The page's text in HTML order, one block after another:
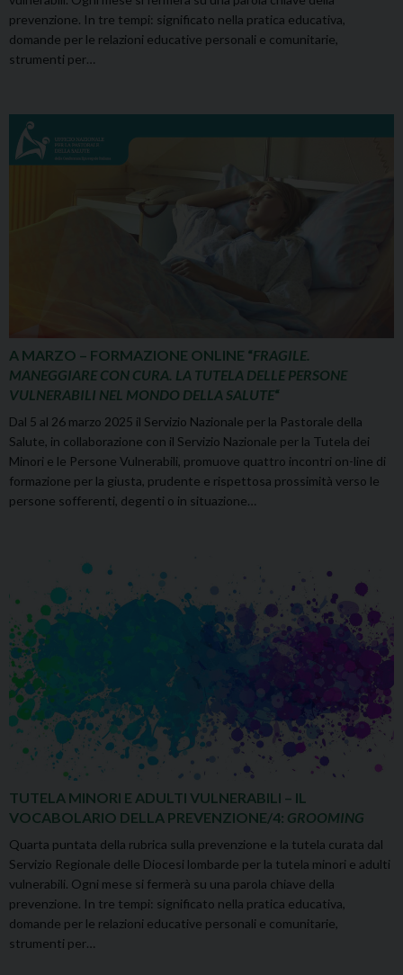
prevenzione. In tre tempi: significato nella pratica educativa,
domande per le relazioni educative personali e comunitarie,
strumenti per…
A MARZO – FORMAZIONE ONLINE “FRAGILE.
MANEGGIARE CON CURA. LA TUTELA DELLE PERSONE
VULNERABILI NEL MONDO DELLA SALUTE“
Dal 5 al 26 marzo 2025 il Servizio Nazionale per la Pastorale della
Salute, in collaborazione con il Servizio Nazionale per la Tutela dei
Minori e le Persone Vulnerabili, promuove quattro incontri on-line di
formazione per la giusta, prudente e rispettosa prossimità verso le
persone sofferenti, degenti o in situazione…
TUTELA MINORI E ADULTI VULNERABILI – IL
VOCABOLARIO DELLA PREVENZIONE/4: GROOMING
Quarta puntata della rubrica sulla prevenzione e la tutela curata dal
Servizio Regionale delle Diocesi lombarde per la tutela minori e adulti
vulnerabili. Ogni mese si fermerà su una parola chiave della
prevenzione. In tre tempi: significato nella pratica educativa,
domande per le relazioni educative personali e comunitarie,
strumenti per…